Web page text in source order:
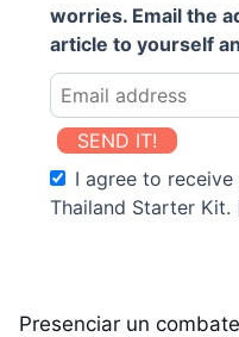
worries. Email the
article to yourself
SEND IT!
I agree to
Thailand Starter Kit.
Presenciar un